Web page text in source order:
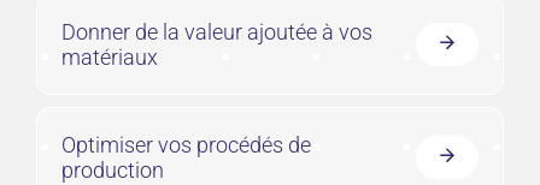
Donner de la valeur ajoutée à vos
matériaux
Optimiser vos procédés de
production